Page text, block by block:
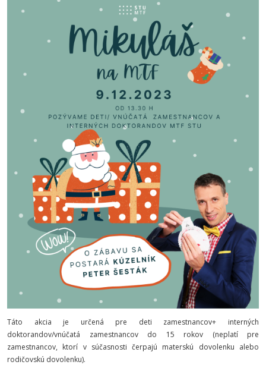
Táto akcia je určená pre deti zamestnancov+ interných
doktorandov/vnúčatá zamestnancov do 15 rokov (neplatí pre
zamestnancov, ktorí v súčasnosti čerpajú materskú dovolenku alebo
rodičovskú dovolenku).